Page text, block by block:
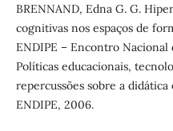
BRENNAND, Edna G. G.
cognitivas nos espaços de
ENDIPE – Encontro Nacional
Políticas educacionais,
repercussões sobre a
ENDIPE, 2006.